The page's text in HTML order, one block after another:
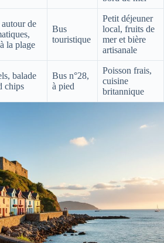
de
la plage
Bus
touristique
Petit déjeuner
local, fruits de
mer et bière
artisanale
balade
chips
Bus n°28,
à pied
Poisson frais,
cuisine
britannique